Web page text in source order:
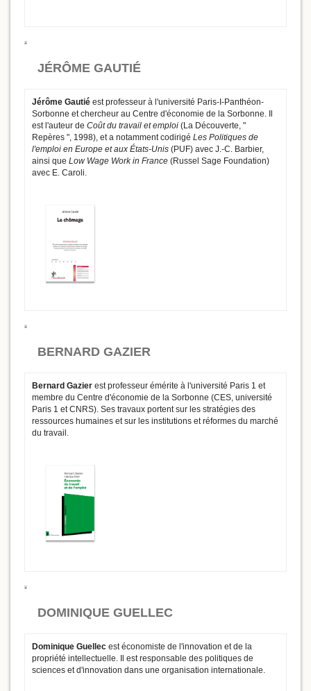
JÉRÔME GAUTIÉ
Jérôme Gautié est professeur à l'université Paris-I-Panthéon-
Sorbonne et chercheur au Centre d'économie de la Sorbonne. Il
est l'auteur de Coût du travail et emploi (La Découverte, "
Repères ", 1998), et a notamment codirigé Les Politiques de
l'emploi en Europe et aux États-Unis (PUF) avec J.-C. Barbier,
ainsi que Low Wage Work in France (Russel Sage Foundation)
avec E. Caroli.
BERNARD GAZIER
Bernard Gazier est professeur émérite à l'université Paris 1 et
membre du Centre d'économie de la Sorbonne (CES, université
Paris 1 et CNRS). Ses travaux portent sur les stratégies des
ressources humaines et sur les institutions et réformes du marché
du travail.
DOMINIQUE GUELLEC
Dominique Guellec est économiste de l'innovation et de la
propriété intellectuelle. Il est responsable des politiques de
sciences et d'innovation dans une organisation internationale.